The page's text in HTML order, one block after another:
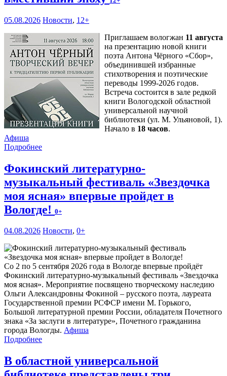
05.08.2026 Новости, 12+
Приглашаем вологжан 11 августа
на презентацию новой книги
поэта Антона Чёрного «Сбор»,
объединившей избранные
стихотворения и поэтические
переводы 1999-2026 годов.
Встреча состоится в зале редкой
книги Вологодской областной
универсальной научной
библиотеки (ул. М. Ульяновой, 1).
Начало в 18 часов.
Афиша
Подробнее
Фокинский литературно-
музыкальный фестиваль «Звездочка
моя ясная» впервые пройдет в
Вологде! 0+
04.08.2026 Новости, 0+
Со 2 по 5 сентября 2026 года в Вологде впервые пройдёт
Фокинский литературно-музыкальный фестиваль «Звездочка
моя ясная». Мероприятие посвящено творческому наследию
Ольги Александровны Фокиной – русского поэта, лауреата
Государственной премии РСФСР имени М. Горького,
Большой литературной премии России, обладателя Почетного
знака «За заслуги в литературе», Почетного гражданина
города Вологды. Афиша
Подробнее
В областной универсальной